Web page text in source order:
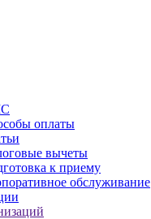
оплаты
вычеты
к приему
обслуживание